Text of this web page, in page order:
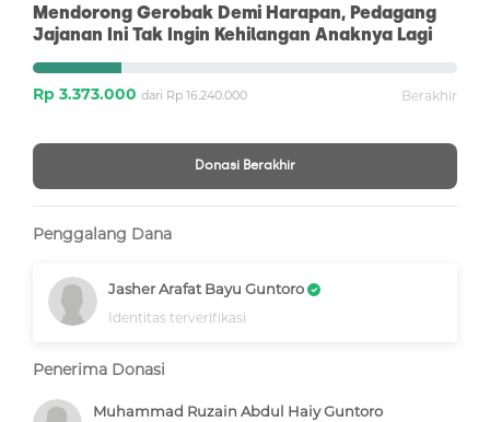
Mendorong Gerobak Demi Harapan, Pedagang
Jajanan Ini Tak Ingin Kehilangan Anaknya Lagi
Rp 3.373.000 dari Rp 16.240.000 Berakhir
Donasi Berakhir
Penggalang Dana
Jasher Arafat Bayu Guntoro
Identitas terverifikasi
Penerima Donasi
Muhammad Ruzain Abdul Haiy Guntoro